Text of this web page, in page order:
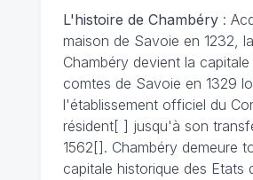
L'histoire de Chambéry:
maison de Savoie en 1232,
Chambéry devient la
comtes de Savoie en 1329
l'établissement officiel du
résident[ ] jusqu'à son
1562[]. Chambéry demeure
capitale historique des Etats